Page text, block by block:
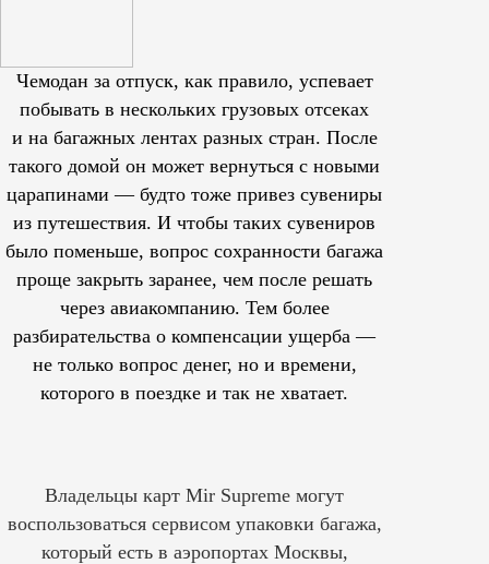
Чемодан за отпуск, как правило, успевает
побывать в нескольких грузовых отсеках
и на багажных лентах разных стран. После
такого домой он может вернуться с новыми
царапинами — будто тоже привез сувениры
из путешествия. И чтобы таких сувениров
было поменьше, вопрос сохранности багажа
проще закрыть заранее, чем после решать
через авиакомпанию. Тем более
разбирательства о компенсации ущерба —
не только вопрос денег, но и времени,
которого в поездке и так не хватает.
Владельцы карт Mir Supreme могут
воспользоваться сервисом упаковки багажа,
который есть в аэропортах Москвы,